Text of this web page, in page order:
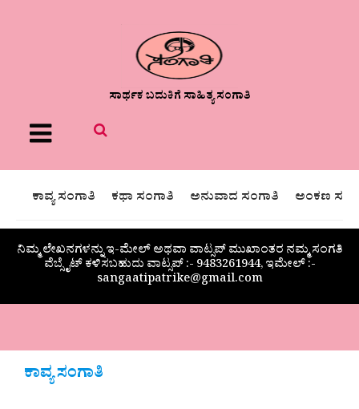
ಸಾರ್ಥಕ ಬದುಕಿಗೆ ಸಾಹಿತ್ಯ ಸಂಗಾತಿ
Menu
ಕಾವ್ಯ ಸಂಗಾತಿ ಕಥಾ ಸಂಗಾತಿ ಅನುವಾದ ಸಂಗಾತಿ ಅಂಕಣ
ನಿಮ್ಮ ಲೇಖನಗಳನ್ನು ಇ-ಮೇಲ್ ಅಥವಾ ವಾಟ್ಸಪ್ ಮುಖಾಂತರ ನಮ್ಮ ಸಂಗತಿ
ವೆಬ್ಸೈಟ್ ಕಳಿಸಬಹುದು ವಾಟ್ಸಪ್‌ :- 9483261944, ಇಮೇಲ್ :-
sangaatipatrike@gmail.com
ಕಾವ್ಯ ಸಂಗಾತಿ